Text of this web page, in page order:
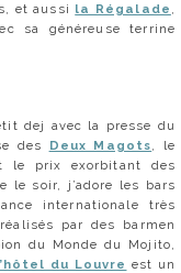
et aussi la Régalade ,
sa généreuse terrine
dej avec la presse du
des
Deux Magots , le
le prix exorbitant des
le soir, j’adore les bars
internationale très
par des barmen
du Monde du Mojito,
du Louvre est un